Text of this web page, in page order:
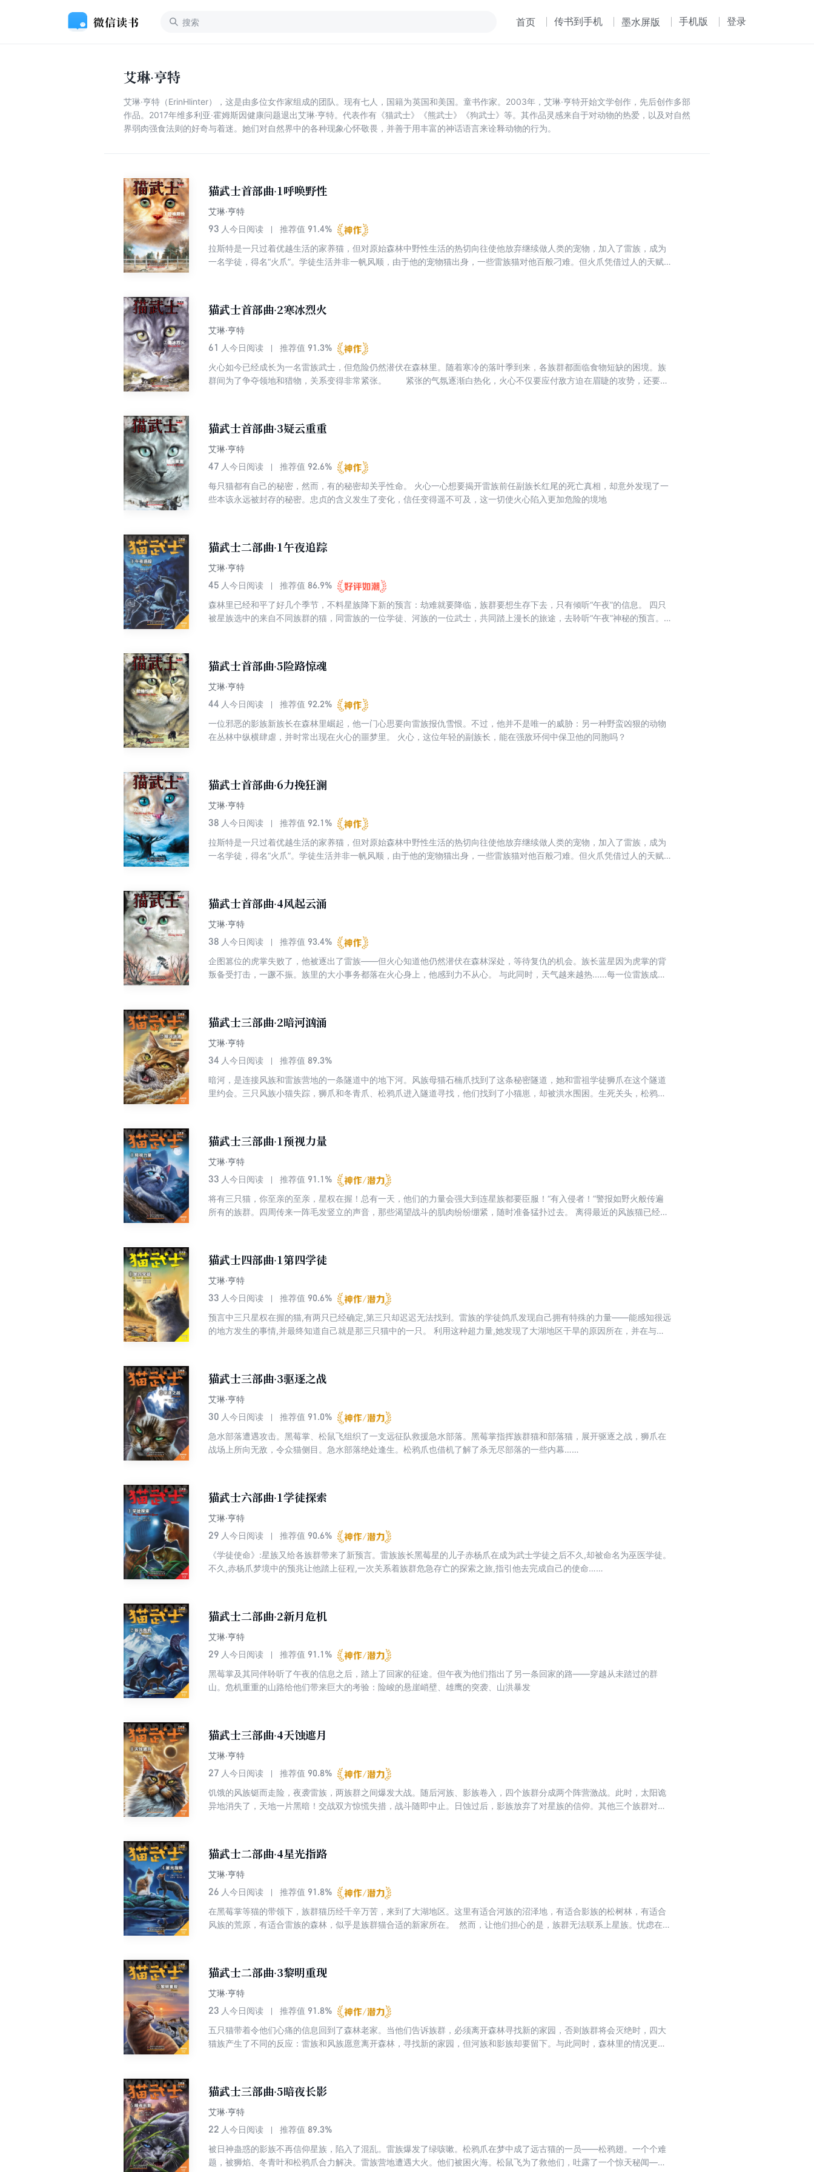
首页 传书到手机 墨水屏版 手机版 登录
艾琳·亨特
艾琳·亨特（ErinHlinter），这是由多位女作家组成的团队。现有七人，国籍为英国和美国。童书作家。2003年，艾琳·亨特开始文学创作，先后创作多部
作品。2017年维多利亚·霍姆斯因健康问题退出艾琳·亨特。代表作有《猫武士》《熊武士》《狗武士》等。其作品灵感来自于对动物的热爱，以及对自然
界弱肉强食法则的好奇与着迷。她们对自然界中的各种现象心怀敬畏，并善于用丰富的神话语言来诠释动物的行为。
猫武士首部曲·1呼唤野性
艾琳·亨特
93 人今日阅读 推荐值 91.4%
拉斯特是一只过着优越生活的家养猫，但对原始森林中野性生活的热切向往使他放弃继续做人类的宠物，加入了雷族，成为
一名学徒，得名“火爪”。学徒生活并非一帆风顺，由于他的宠物猫出身，一些雷族猫对他百般刁难。但火爪凭借过人的天赋
猫武士首部曲·2寒冰烈火
艾琳·亨特
61 人今日阅读 推荐值 91.3%
火心如今已经成长为一名雷族武士，但危险仍然潜伏在森林里。随着寒冷的落叶季到来，各族群都面临食物短缺的困境。族
群间为了争夺领地和猎物，关系变得非常紧张。 紧张的气氛逐渐白热化，火心不仅要应付敌方迫在眉睫的攻势，还要面
猫武士首部曲·3疑云重重
艾琳·亨特
47 人今日阅读 推荐值 92.6%
每只猫都有自己的秘密，然而，有的秘密却关乎性命。 火心一心想要揭开雷族前任副族长红尾的死亡真相，却意外发现了一
些本该永远被封存的秘密。忠贞的含义发生了变化，信任变得遥不可及，这一切使火心陷入更加危险的境地
猫武士二部曲·1午夜追踪
艾琳·亨特
45 人今日阅读 推荐值 86.9%
森林里已经和平了好几个季节，不料星族降下新的预言：劫难就要降临，族群要想生存下去，只有倾听“午夜”的信息。 四只
被星族选中的来自不同族群的猫，同雷族的一位学徒、河族的一位武士，共同踏上漫长的旅途，去聆听“午夜”神秘的预言。
猫武士首部曲·5险路惊魂
艾琳·亨特
44 人今日阅读 推荐值 92.2%
一位邪恶的影族新族长在森林里崛起，他一门心思要向雷族报仇雪恨。不过，他并不是唯一的威胁：另一种野蛮凶狠的动物
在丛林中纵横肆虐，并时常出现在火心的噩梦里。 火心，这位年轻的副族长，能在强敌环伺中保卫他的同胞吗？
猫武士首部曲·6力挽狂澜
艾琳·亨特
38 人今日阅读 推荐值 92.1%
拉斯特是一只过着优越生活的家养猫，但对原始森林中野性生活的热切向往使他放弃继续做人类的宠物，加入了雷族，成为
一名学徒，得名“火爪”。学徒生活并非一帆风顺，由于他的宠物猫出身，一些雷族猫对他百般刁难。但火爪凭借过人的天赋
猫武士首部曲·4风起云涌
艾琳·亨特
38 人今日阅读 推荐值 93.4%
企图篡位的虎掌失败了，他被逐出了雷族——但火心知道他仍然潜伏在森林深处，等待复仇的机会。族长蓝星因为虎掌的背
叛备受打击，一蹶不振。族里的大小事务都落在火心身上，他感到力不从心。 与此同时，天气越来越热......每一位雷族成员
猫武士三部曲·2暗河汹涌
艾琳·亨特
34 人今日阅读 推荐值 89.3%
暗河，是连接风族和雷族营地的一条隧道中的地下河。风族母猫石楠爪找到了这条秘密隧道，她和雷祖学徒狮爪在这个隧道
里约会。三只风族小猫失踪，狮爪和冬青爪、松鸦爪进入隧道寻找，他们找到了小猫崽，却被洪水围困。生死关头，松鸦爪
猫武士三部曲·1预视力量
艾琳·亨特
33 人今日阅读 推荐值 91.1%
将有三只猫，你至亲的至亲，星权在握！总有一天，他们的力量会强大到连星族都要臣服！“有入侵者！”警报如野火般传遍
所有的族群。四周传来一阵毛发竖立的声音，那些渴望战斗的肌肉纷纷绷紧，随时准备猛扑过去。 离得最近的风族猫已经向
猫武士四部曲·1第四学徒
艾琳·亨特
33 人今日阅读 推荐值 90.6%
预言中三只星权在握的猫,有两只已经确定,第三只却迟迟无法找到。雷族的学徒鸽爪发现自己拥有特殊的力量——能感知很远
的地方发生的事情,并最终知道自己就是那三只猫中的一只。 利用这种超力量,她发现了大湖地区干旱的原因所在，并在与族
猫武士三部曲·3驱逐之战
艾琳·亨特
30 人今日阅读 推荐值 91.0%
急水部落遭遇攻击。黑莓掌、松鼠飞组织了一支远征队救援急水部落。黑莓掌指挥族群猫和部落猫，展开驱逐之战，狮爪在
战场上所向无敌，令众猫侧目。急水部落绝处逢生。松鸦爪也借机了解了杀无尽部落的一些内幕……
猫武士六部曲·1学徒探索
艾琳·亨特
29 人今日阅读 推荐值 90.6%
《学徒使命》:星族又给各族群带来了新预言。雷族族长黑莓星的儿子赤杨爪在成为武士学徒之后不久,却被命名为巫医学徒。
不久,赤杨爪梦境中的预兆让他踏上征程,一次关系着族群危急存亡的探索之旅,指引他去完成自己的使命……
猫武士二部曲·2新月危机
艾琳·亨特
29 人今日阅读 推荐值 91.1%
黑莓掌及其同伴聆听了午夜的信息之后，踏上了回家的征途。但午夜为他们指出了另一条回家的路——穿越从未踏过的群
山。危机重重的山路给他们带来巨大的考验：险峻的悬崖峭壁、雄鹰的突袭、山洪暴发
猫武士三部曲·4天蚀遮月
艾琳·亨特
27 人今日阅读 推荐值 90.8%
饥饿的风族铤而走险，夜袭雷族，两族群之间爆发大战。随后河族、影族卷入，四个族群分成两个阵营激战。此时，太阳诡
异地消失了，天地一片黑暗！交战双方惊慌失措，战斗随即中止。日蚀过后，影族放弃了对星族的信仰。其他三个族群对星
猫武士二部曲·4星光指路
艾琳·亨特
26 人今日阅读 推荐值 91.8%
在黑莓掌等猫的带领下，族群猫历经千辛万苦，来到了大湖地区。这里有适合河族的沼泽地，有适合影族的松树林，有适合
风族的荒原，有适合雷族的森林，似乎是族群猫合适的新家所在。 然而，让他们担心的是，族群无法联系上星族。忧虑在黑
猫武士二部曲·3黎明重现
艾琳·亨特
23 人今日阅读 推荐值 91.8%
五只猫带着令他们心痛的信息回到了森林老家。当他们告诉族群，必须离开森林寻找新的家园，否则族群将会灭绝时，四大
猫族产生了不同的反应：雷族和风族愿意离开森林，寻找新的家园，但河族和影族却要留下。与此同时，森林里的情况更糟
猫武士三部曲·5暗夜长影
艾琳·亨特
22 人今日阅读 推荐值 89.3%
被日神蛊惑的影族不再信仰星族，陷入了混乱。雷族爆发了绿咳嗽。松鸦爪在梦中成了远古猫的一员——松鸦翅。一个个难
题，被狮焰、冬青叶和松鸦爪合力解决。雷族营地遭遇大火。他们被困火海。松鼠飞为了救他们，吐露了一个惊天秘闻——